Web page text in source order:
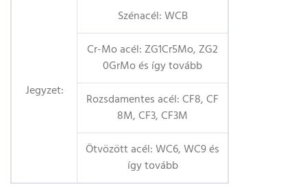
Jegyzet:
Szénacél: WCB
Cr-Mo acél: ZG1Cr5Mo, ZG2
0GrMo és így tovább
Rozsdamentes acél: CF8, CF
8M, CF3, CF3M
Ötvözött acél: WC6, WC9 és
így tovább